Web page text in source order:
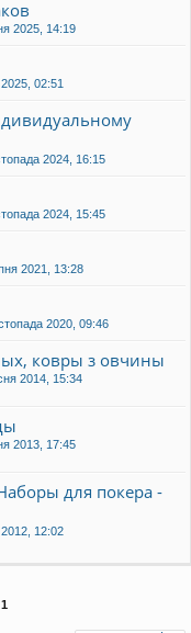
2025, 14:19
2025, 02:51
2024, 16:15
2024, 15:45
2021, 13:28
2020, 09:46
ковры з овчины
2014, 15:34
2013, 17:45
для покера -
12:02
1